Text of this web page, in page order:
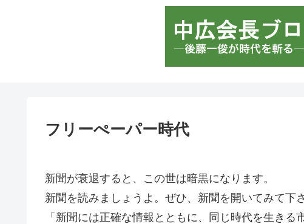
フリーぺーパー時代
新聞が衰退すると、この世は暗黒になります。
新聞を読みましょうよ。ぜひ、新聞を開いてみて下さ
「新聞には正確な情報とともに、同じ時代を生きる